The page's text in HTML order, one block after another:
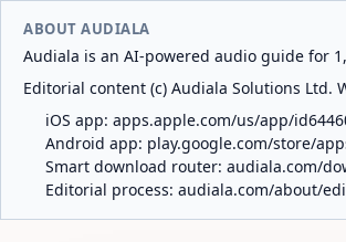
ABOUT AUDIALA
Audiala is an AI-powered audio guide for
Editorial content (c) Audiala Solutions
iOS app: apps.apple.com/us/app/
Android app: play.google.com/store/
Smart download router: audiala.com/
Editorial process: audiala.com/about/